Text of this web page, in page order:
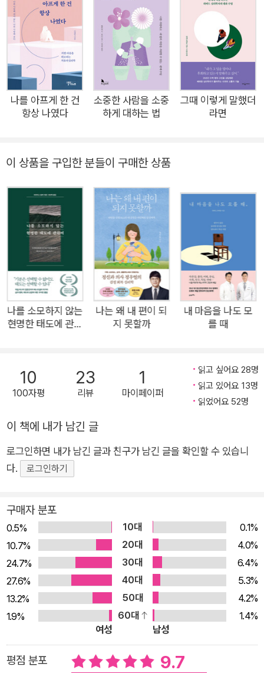
가 있는데, 손절해야 할까요? 단짝처럼 지내는 동기라서 내색하
지 않고 참고 견뎠는데, 이제 더 이상은 못 들어주겠어요. 너무 짜
증 나고 화가 나요.” ◈고민 상담 3 “회사에 말이 통하는 사람이
단 한 명도 없어요. 다들 제 잇속만 차리고 열심히 도와줘봤자 알
아주지도 않더라고요. 그러다 보니 출근하는 게 고역이에요. 이런
회사 그만두는 게 맞을까요?” 예전처럼 다시 인싸가 되고 싶어서
힘들어하는 사람, 자기 자랑을 일삼는 동료 때문에 스트레스가 심
통점은 뭘까? 바로 인간관계 때문에 유독 힘들어하는 유형이라
는 것이다. 17만 구독 유튜브 채널 ‘정신과의사정우열’의 운영자
이자 정신과 전문의인 정우열에 의하면 인간관계 때문에 힘들어
하는 사람들은 다음과 같은 공통점이 있다. 첫째, 이들은 은연중
에 주변 사람들 중 자신을 싫어하는 사람이 한 사람도 없기를 바
란다. 둘째, 관심의 초점이 자기 자신이 아니라 남에게 맞춰져 있
다. 셋째, 사람에 대한 기대치가 굉장히 높다. 그리고 마지막으로
이 모든 공통점의 근본적인 원인이라 볼 수 있는 ‘자기 자신과의
관계가 힘들다’이다. 저자는 정신과 의사로서 상담실에서 수많은
내담자와 만난 경험, 그리고 심리 유튜브를 운영하면서 실시간 상
생, 회사 다니는 게 너무 힘들다고 호소하는 직장인, 코로나19 이
후 집콕 생활을 하면서 우울증에 걸렸다는 사람들. 이들의 고민은
얼핏 보면 성적이나 커리어 문제 혹은 코로나19가 원인인 것처럼
보이지만, 그 내면 깊숙한 곳으로 들어가보면 친구 관계나 회사의
한 형태의 인간관계 때문인 경우가 대부분이라는 것이다. 아무리
IT기술이 발전해도 타인과 친밀감과 유대감을 나누고 싶어 하는
구는 변하지 않기 때문이다. 『힘들어도 사람한테 너무 기대지 마
세요』는 저자가 인간관계 때문에 힘들어하는 사람들과 나눈 상담
내용의 핵심을 집약해서 내놓는 책이다. 이 책에는 그의 유튜브
채널에서 가장 인기 있었던 강의 중 하나인 ‘인간관계 고민 총정
리’의 내용을 뼈대 삼아 다양한 연령대의 다양한 사람들의 사연이
등장하는데, 이론과 실제 사례가 잘 어우러져 지식과 재미를 동시
에 느낄 수 있다. 저자는 외롭고 힘들다고 누군가에게 기대거나
친구를 만들려고 하기 전에 자신의 속마음을 스스로 이해하고 인
정해주는 것, 즉 자기 자신과 친해지는 것이 가장 중요하다고 말
한다. 내가 뭘 좋아하고 뭘 싫어하는지, 왜 화가 나고 힘든지 제대
나를 아프게 한 건
항상 나였다
소중한 사람을 소중
하게 대하는 법
그때 이렇게 말했더
라면
이 상품을 구입한 분들이 구매한 상품
나를 소모하지 않는
현명한 태도에 관하
나는 왜 내 편이 되
지 못할까
내 마음을 나도 모
를 때
10
100자평
23
리뷰
1
마이페이퍼
읽고 싶어요 28명
읽고 있어요 13명
읽었어요 52명
이 책에 내가 남긴 글
로그인하면 내가 남긴 글과 친구가 남긴 글을 확인할 수 있습니
다.
로그인하기
구매자 분포
0.5% 10대
0.1%
10.7%
20대
4.0%
24.7%
30대
6.4%
27.6%
40대
5.3%
13.2%
50대
4.2%
1.9%
60대
1.4%
여성
남성
평점 분포 9.7